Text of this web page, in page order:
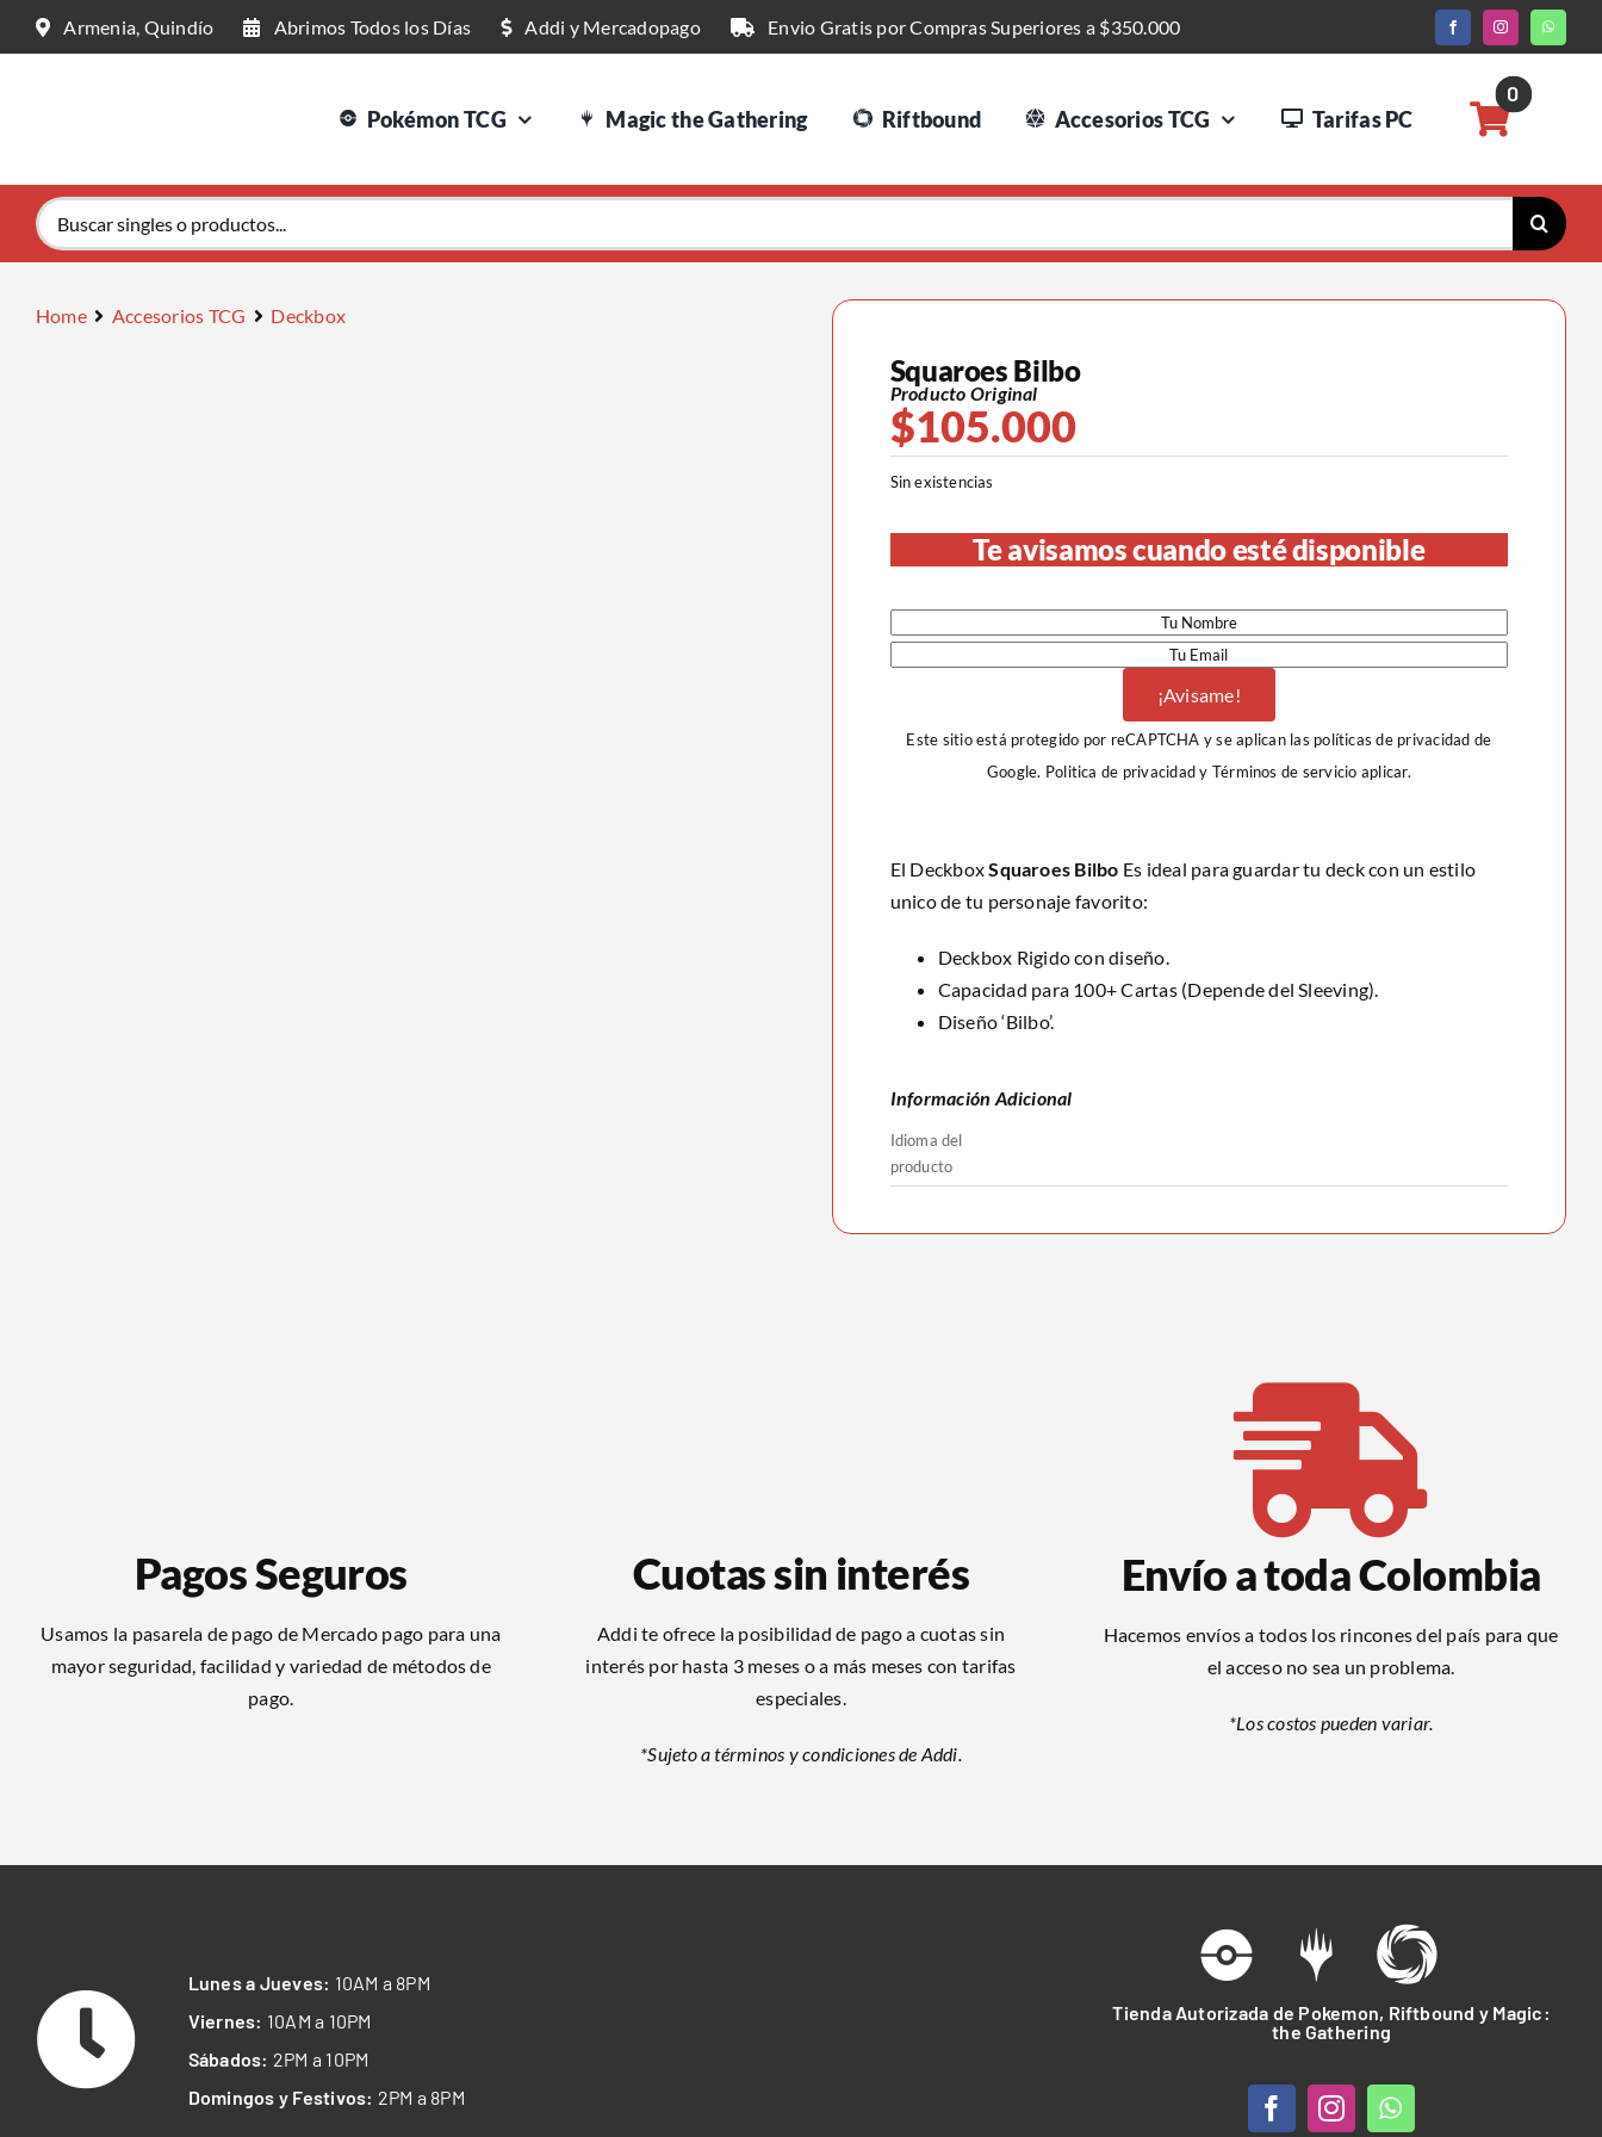
Saltar
Armenia, Quindío Abrimos Todos los Días Addi y Mercadopago Envio Gratis por Compras Superiores a $350.000
Pokémon TCG Magic the Gathering Riftbound Accesorios TCG Tarifas PC
0
Buscar:
Home Accesorios TCG Deckbox
Squaroes Bilbo
Producto Original
$105.000
Sin existencias
Te avisamos cuando esté disponible
¡Avisame!
Este sitio está protegido por reCAPTCHA y se aplican las políticas de privacidad de
Google. Politica de privacidady Términos de servicio aplicar.
El DeckboxSquaroes Bilbo Es ideal para guardar tu deck con un estilo
unico de tu personaje favorito:
Deckbox Rigido con diseño.
Capacidad para 100+ Cartas (Depende del Sleeving).
Diseño ‘Bilbo’.
Información Adicional
Idioma del
producto
Pagos Seguros
Usamos la pasarela de pago de Mercado pago para una
mayor seguridad, facilidad y variedad de métodos de
pago.
Cuotas sin interés
Addi te ofrece la posibilidad de pago a cuotas sin
interés por hasta 3 meses o a más meses con tarifas
especiales.
*Sujeto a términos y condiciones de Addi.
Envío a toda Colombia
Hacemos envíos a todos los rincones del país para que
el acceso no sea un problema.
*Los costos pueden variar.
Lunes a Jueves: 10AM a 8PM
Viernes: 10AM a 10PM
Sábados: 2PM a 10PM
Domingos y Festivos: 2PM a 8PM
Tienda Autorizada de Pokemon, Riftbound y Magic:
the Gathering